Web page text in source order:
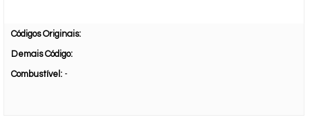
Códigos Originais:
Demais Código:
Combustível: -